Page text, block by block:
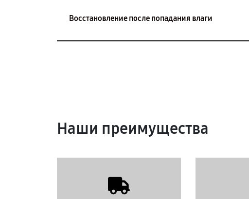
Восстановление после попадания влаги
Наши преимущества